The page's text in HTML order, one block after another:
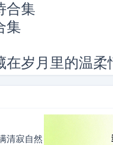
合集
集
在岁月里的温柔
清寂自然